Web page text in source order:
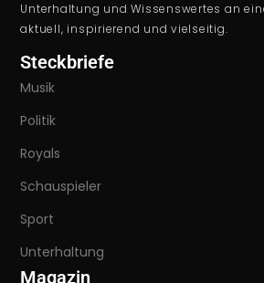
Unterhaltung und Wissenswertes an
aktuell, inspirierend und vielseitig.
Steckbriefe
Musik
Politik
Royals
Schauspieler
Sport
Unterhaltung
Magazin